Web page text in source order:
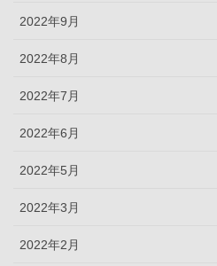
2022年9月
2022年8月
2022年7月
2022年6月
2022年5月
2022年3月
2022年2月